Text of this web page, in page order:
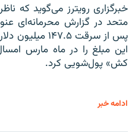
خبرگزاری رویترز می‌گوید که
متحد در گزارش محرمانه‌ای
پس از سرقت
این مبلغ را در ماه مارس
کش» پول‌شویی کرد.
ادامه خبر